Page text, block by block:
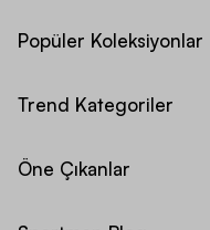
Popüler Koleksiyonlar
Trend Kategoriler
Öne Çıkanlar